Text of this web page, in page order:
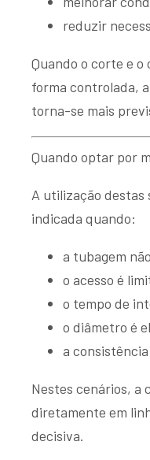
reduzir
Quando o corte e
forma controlada,
torna-se mais
Quando optar por
A utilização
indicada quando:
a tubagem
o acesso é
o tempo de
o diâmetro é
a
Nestes cenários, a
diretamente em
decisiva.